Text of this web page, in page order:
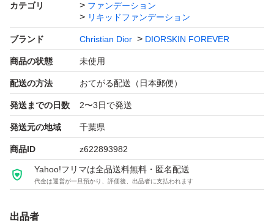
・持ち運びにも便利なサンプルサイズ
【使用方法】
・スキンケア後、適量を手またはスポンジに取り、顔全体
に均一になじませてください。化粧下地の上から使用する
とより美しい仕上がりに。
トラベル 旅行 試供品 宿泊 サンプル デパコス 化粧品 メイ
カテゴリ
ファンデーション
リキッドファンデーション
ブランド Christian Dior DIORSKIN FOREVER
商品の状態 未使用
配送の方法 おてがる配送（日本郵便）
発送までの日数 2〜3日で発送
発送元の地域 千葉県
商品ID z622893982
Yahoo!フリマは全品送料無料・匿名配送
代金は運営が一旦預かり、評価後、出品者に支払われます
出品者